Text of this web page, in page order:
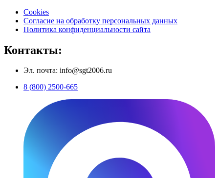
Cookies
Согласие на обработку персональных данных
Политика конфиденциальности сайта
Контакты:
Эл. почта: info@sgt2006.ru
8 (800) 2500-665